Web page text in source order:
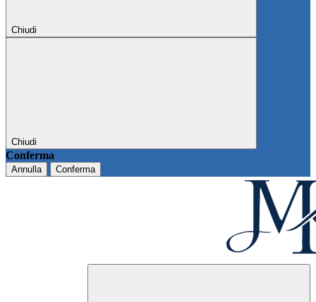
Chiudi
Chiudi
Conferma
Annulla Conferma